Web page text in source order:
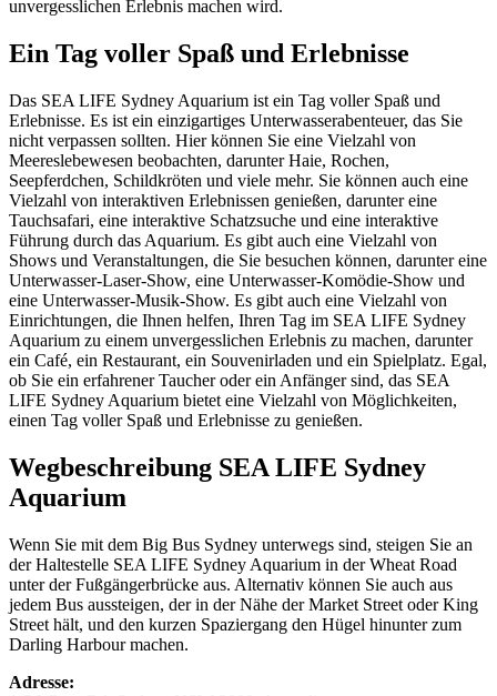
unvergesslichen Erlebnis machen wird.
Ein Tag voller Spaß und Erlebnisse
Das SEA LIFE Sydney Aquarium ist ein Tag voller Spaß und
Erlebnisse. Es ist ein einzigartiges Unterwasserabenteuer, das Sie
nicht verpassen sollten. Hier können Sie eine Vielzahl von
Meereslebewesen beobachten, darunter Haie, Rochen,
Seepferdchen, Schildkröten und viele mehr. Sie können auch eine
Vielzahl von interaktiven Erlebnissen genießen, darunter eine
Tauchsafari, eine interaktive Schatzsuche und eine interaktive
Führung durch das Aquarium. Es gibt auch eine Vielzahl von
Shows und Veranstaltungen, die Sie besuchen können, darunter eine
Unterwasser-Laser-Show, eine Unterwasser-Komödie-Show und
eine Unterwasser-Musik-Show. Es gibt auch eine Vielzahl von
Einrichtungen, die Ihnen helfen, Ihren Tag im SEA LIFE Sydney
Aquarium zu einem unvergesslichen Erlebnis zu machen, darunter
ein Café, ein Restaurant, ein Souvenirladen und ein Spielplatz. Egal,
ob Sie ein erfahrener Taucher oder ein Anfänger sind, das SEA
LIFE Sydney Aquarium bietet eine Vielzahl von Möglichkeiten,
einen Tag voller Spaß und Erlebnisse zu genießen.
Wegbeschreibung SEA LIFE Sydney
Aquarium
Wenn Sie mit dem Big Bus Sydney unterwegs sind, steigen Sie an
der Haltestelle SEA LIFE Sydney Aquarium in der Wheat Road
unter der Fußgängerbrücke aus. Alternativ können Sie auch aus
jedem Bus aussteigen, der in der Nähe der Market Street oder King
Street hält, und den kurzen Spaziergang den Hügel hinunter zum
Darling Harbour machen.
Adresse: